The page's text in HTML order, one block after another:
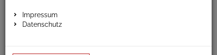
bestehend aus:
Impressum
Datenschutz